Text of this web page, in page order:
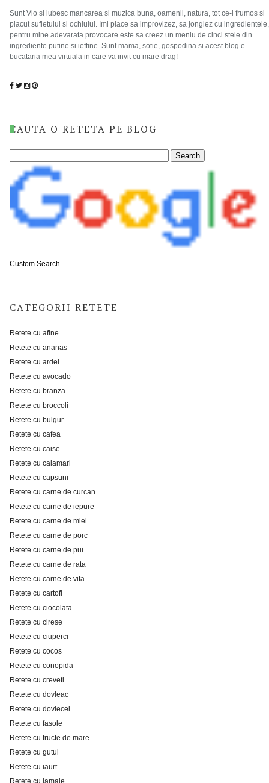
Sunt Vio si iubesc mancarea si muzica buna, oamenii, natura, tot ce-i frumos si
placut sufletului si ochiului. Imi place sa improvizez, sa jonglez cu ingredientele,
pentru mine adevarata provocare este sa creez un meniu de cinci stele din
ingrediente putine si ieftine. Sunt mama, sotie, gospodina si acest blog e
bucataria mea virtuala in care va invit cu mare drag!
CAUTA O RETETA PE BLOG
Custom Search
CATEGORII RETETE
Retete cu afine
Retete cu ananas
Retete cu ardei
Retete cu avocado
Retete cu branza
Retete cu broccoli
Retete cu bulgur
Retete cu cafea
Retete cu caise
Retete cu calamari
Retete cu capsuni
Retete cu carne de curcan
Retete cu carne de iepure
Retete cu carne de miel
Retete cu carne de porc
Retete cu carne de pui
Retete cu carne de rata
Retete cu carne de vita
Retete cu cartofi
Retete cu ciocolata
Retete cu cirese
Retete cu ciuperci
Retete cu cocos
Retete cu conopida
Retete cu creveti
Retete cu dovleac
Retete cu dovlecei
Retete cu fasole
Retete cu fructe de mare
Retete cu gutui
Retete cu iaurt
Retete cu lamaie